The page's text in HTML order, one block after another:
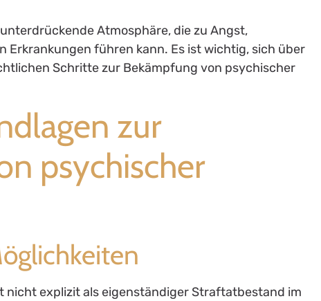
Atmosphäre, die zu Angst,
Erkrankungen führen kann. Es ist wichtig, sich über
Schritte zur Bekämpfung von psychischer
zur
psychischer
nicht explizit als eigenständiger Straftatbestand im